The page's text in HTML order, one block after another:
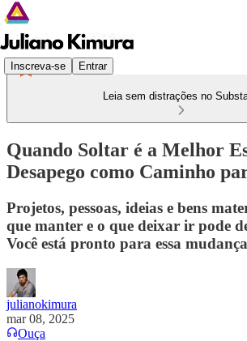
Inscreva-se Entrar
Leia sem distrações no
Quando Soltar é a Melhor
Desapego como Caminho
Projetos, pessoas, ideias e bens
que manter e o que deixar ir pode
Você está pronto para essa
julianokimura
mar 08, 2025
Ouça